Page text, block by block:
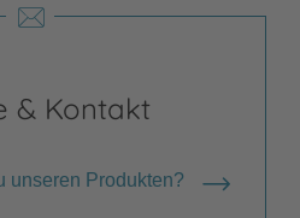
& Kontakt
unseren Produkten?